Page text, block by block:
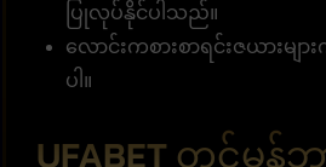
ပြုလုပ်နိုင်ပါသည်။
လောင်းကစားစာရင်းဇယားမျ
ပါ။
UFABET တွင်မ